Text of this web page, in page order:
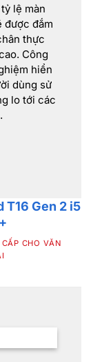
lệ màn
được đắm
thực
Công
hiển
dùng sử
lo tới các
T16 Gen 2 i5
CHO VĂN